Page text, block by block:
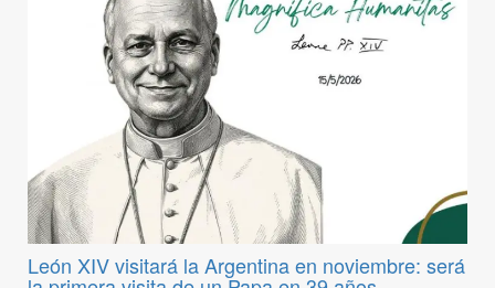
León XIV visitará la Argentina en noviembre: será